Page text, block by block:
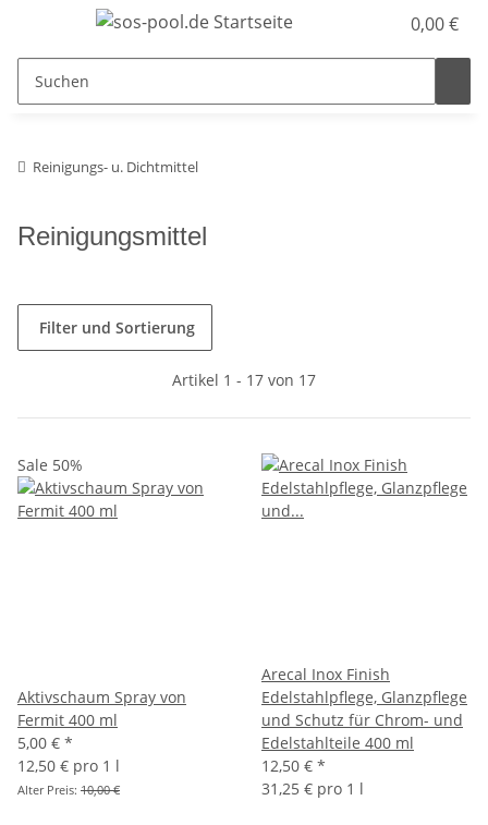
0,00 €
Reinigungs- u. Dichtmittel
Reinigungsmittel
Filter und Sortierung
Artikel 1 - 17 von 17
Sale 50%
Aktivschaum Spray von
Fermit 400 ml
5,00 € *
12,50 € pro 1 l
Alter Preis: 10,00 €
Arecal Inox Finish
Edelstahlpflege, Glanzpflege
und Schutz für Chrom- und
Edelstahlteile 400 ml
12,50 € *
31,25 € pro 1 l